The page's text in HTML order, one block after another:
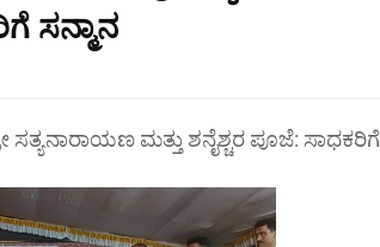
ಸನ್ಮಾನ
ಮತ್ತು ಶನೈಶ್ಚರ ಪೂಜೆ: ಸಾಧಕರಿಗೆ